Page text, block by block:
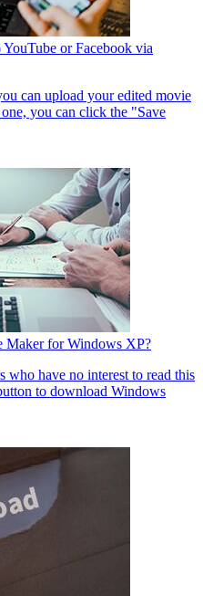
or Facebook via
can upload your edited movie
you can click the "Save
Maker for Windows XP?
who have no interest to read this
to download Windows